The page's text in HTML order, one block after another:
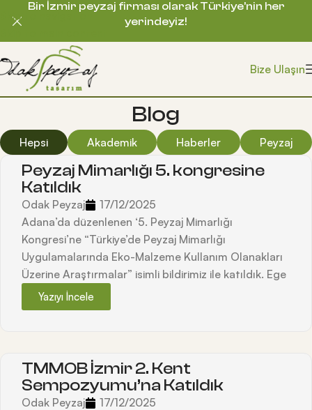
Skip to navigation
Bize Ulaşın
Blog
Akademik Haberler Peyzaj
Hepsi
Peyzaj Mimarlığı 5. kongresine
Katıldık
Odak Peyzaj
17/12/2025
Adana’da düzenlenen ‘5. Peyzaj Mimarlığı
Kongresi’ne “Türkiye’de Peyzaj Mimarlığı
Uygulamalarında Eko-Malzeme Kullanım Olanakları
Üzerine Araştırmalar” isimli bildirimiz ile katıldık. Ege
Yazıyı İncele
TMMOB İzmir 2. Kent
Sempozyumu’na Katıldık
Odak Peyzaj
17/12/2025
Bir İzmir peyzaj firması olarak Türkiye’nin her
yerindeyiz!